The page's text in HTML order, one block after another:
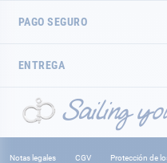
PAGO SEGURO
ENTREGA
Notas legales CGV Protección de